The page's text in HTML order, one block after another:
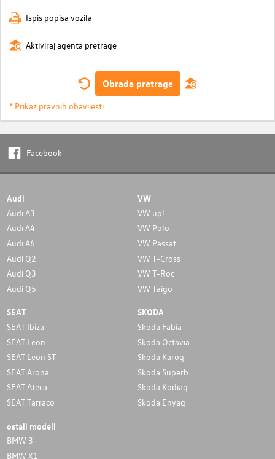
Ispis popisa vozila
Aktiviraj agenta pretrage
Obrada pretrage
* Prikaz pravnih obavijesti
Facebook
Audi
Audi A3
Audi A4
Audi A6
Audi Q2
Audi Q3
Audi Q5
VW
VW up!
VW Polo
VW Passat
VW T-Cross
VW T-Roc
VW Taigo
SEAT
SEAT Ibiza
SEAT Leon
SEAT Leon ST
SEAT Arona
SEAT Ateca
SEAT Tarraco
SKODA
Skoda Fabia
Skoda Octavia
Skoda Karoq
Skoda Superb
Skoda Kodiaq
Skoda Enyaq
ostali modeli
BMW 3
BMW X1